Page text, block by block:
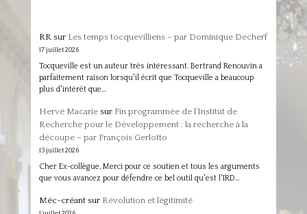
RRsur Les temps tocquevilliens – par Dominique Decherf
17 juillet 2026
Tocqueville est un auteur très intéressant. Bertrand Renouvin a
parfaitement raison lorsqu'il écrit que Tocqueville a beaucoup
plus d'intérêt que…
Hervé Macariesur Fin programmée de l’Institut de
Recherche pour le Développement : la recherche à la
découpe – par François Gerlotto
13 juillet 2026
Cher Ex-collègue, Merci pour ce soutien et tous les arguments
que vous avancez pour défendre ce bel outil qu'est l'IRD…
Méc-créantsur Révolution et légitimité